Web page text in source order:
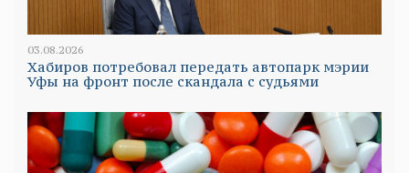
03.08.2026
Хабиров потребовал передать автопарк мэрии
Уфы на фронт после скандала с судьями